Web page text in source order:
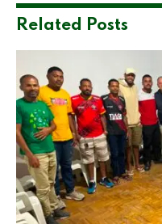
Related Posts